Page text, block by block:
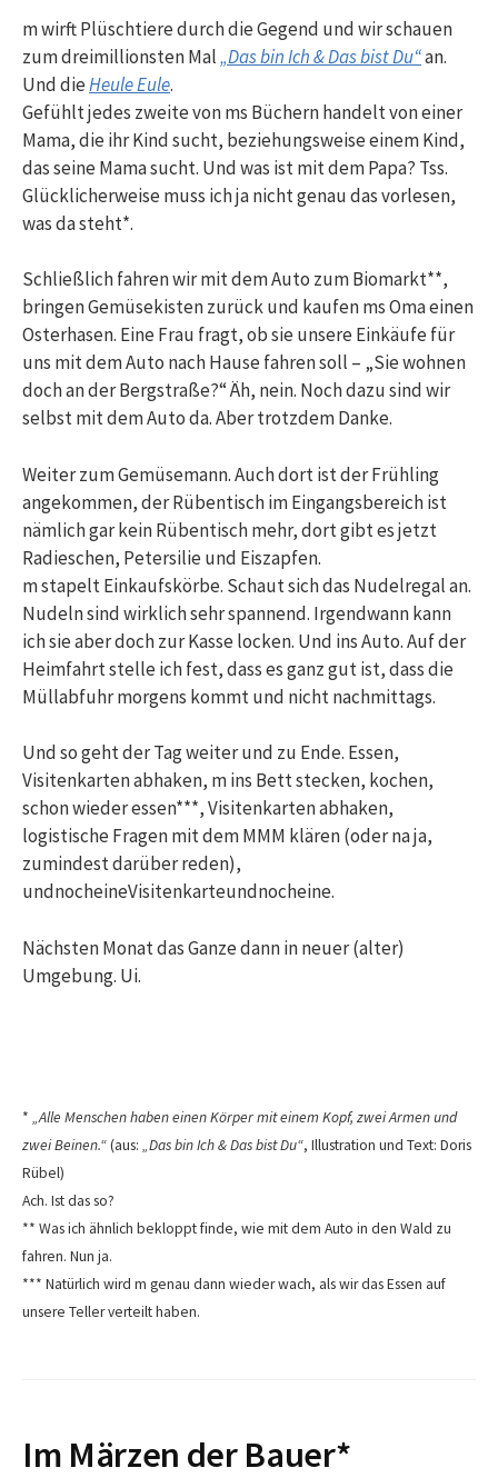
m wirft Plüschtiere durch die Gegend und wir schauen
zum dreimillionsten Mal„Das bin Ich & Das bist Du“an.
Und dieHeule Eule.
Gefühlt jedes zweite von ms Büchern handelt von einer
Mama, die ihr Kind sucht, beziehungsweise einem Kind,
das seine Mama sucht. Und was ist mit dem Papa? Tss.
Glücklicherweise muss ich ja nicht genau das vorlesen,
was da steht*.
Schließlich fahren wir mit dem Auto zum Biomarkt**,
bringen Gemüsekisten zurück und kaufen ms Oma einen
Osterhasen. Eine Frau fragt, ob sie unsere Einkäufe für
uns mit dem Auto nach Hause fahren soll – „Sie wohnen
doch an der Bergstraße?“ Äh, nein. Noch dazu sind wir
selbst mit dem Auto da. Aber trotzdem Danke.
Weiter zum Gemüsemann. Auch dort ist der Frühling
angekommen, der Rübentisch im Eingangsbereich ist
nämlich gar kein Rübentisch mehr, dort gibt es jetzt
Radieschen, Petersilie und Eiszapfen.
m stapelt Einkaufskörbe. Schaut sich das Nudelregal an.
Nudeln sind wirklich sehr spannend. Irgendwann kann
ich sie aber doch zur Kasse locken. Und ins Auto. Auf der
Heimfahrt stelle ich fest, dass es ganz gut ist, dass die
Müllabfuhr morgens kommt und nicht nachmittags.
Und so geht der Tag weiter und zu Ende. Essen,
Visitenkarten abhaken, m ins Bett stecken, kochen,
schon wieder essen***, Visitenkarten abhaken,
logistische Fragen mit dem MMM klären (oder na ja,
zumindest darüber reden),
undnocheineVisitenkarteundnocheine.
Nächsten Monat das Ganze dann in neuer (alter)
Umgebung. Ui.
* „Alle Menschen haben einen Körper mit einem Kopf, zwei Armen und
zwei Beinen.“(aus: „Das bin Ich & Das bist Du“, Illustration und Text: Doris
Rübel)
Ach. Ist das so?
** Was ich ähnlich bekloppt finde, wie mit dem Auto in den Wald zu
fahren. Nun ja.
*** Natürlich wird m genau dann wieder wach, als wir das Essen auf
unsere Teller verteilt haben.
Im Märzen der Bauer*